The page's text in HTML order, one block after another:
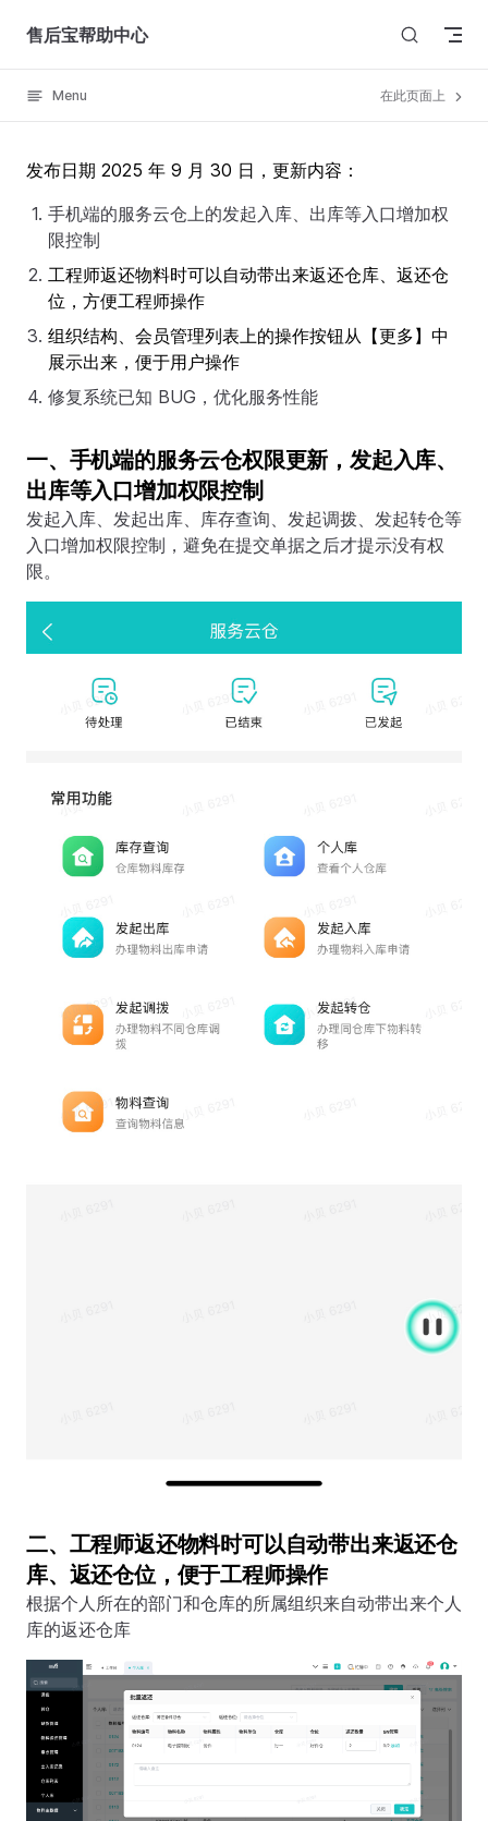
Skip to content
售后宝帮助中心
Menu 在此页面上
发布日期 2025 年 9 月 30 日，更新内容：
手机端的服务云仓上的发起入库、出库等入口增加权
限控制
工程师返还物料时可以自动带出来返还仓库、返还仓
位，方便工程师操作
组织结构、会员管理列表上的操作按钮从【更多】中
展示出来，便于用户操作
修复系统已知 BUG，优化服务性能
一、手机端的服务云仓权限更新，发起入库、
出库等入口增加权限控制
发起入库、发起出库、库存查询、发起调拨、发起转仓等
入口增加权限控制，避免在提交单据之后才提示没有权
限。
二、工程师返还物料时可以自动带出来返还仓
库、返还仓位，便于工程师操作
根据个人所在的部门和仓库的所属组织来自动带出来个人
库的返还仓库